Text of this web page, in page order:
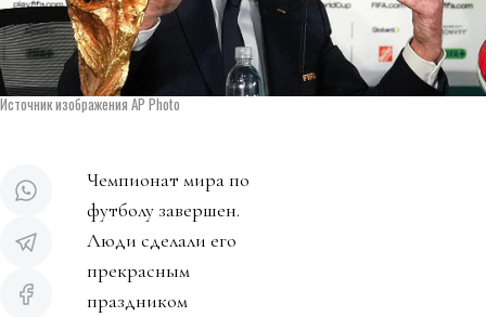
Источник изображения AP Photo
Чемпионат мира по
футболу завершен.
Люди сделали его
прекрасным
праздником